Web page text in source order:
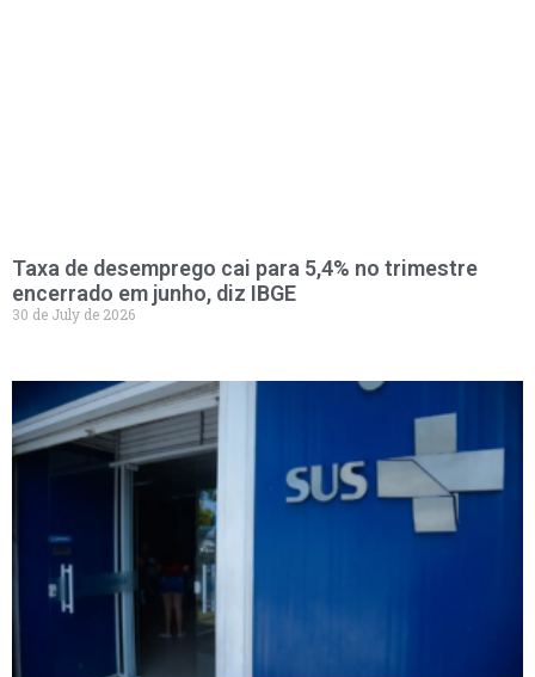
Taxa de desemprego cai para 5,4% no trimestre
encerrado em junho, diz IBGE
30 de July de 2026